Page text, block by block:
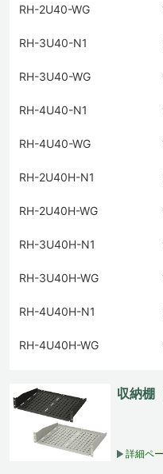
RH-2U40-WG
RH-3U40-N1
RH-3U40-WG
RH-4U40-N1
RH-4U40-WG
RH-2U40H-N1
RH-2U40H-WG
RH-3U40H-N1
RH-3U40H-WG
RH-4U40H-N1
RH-4U40H-WG
収納棚
詳細ペ